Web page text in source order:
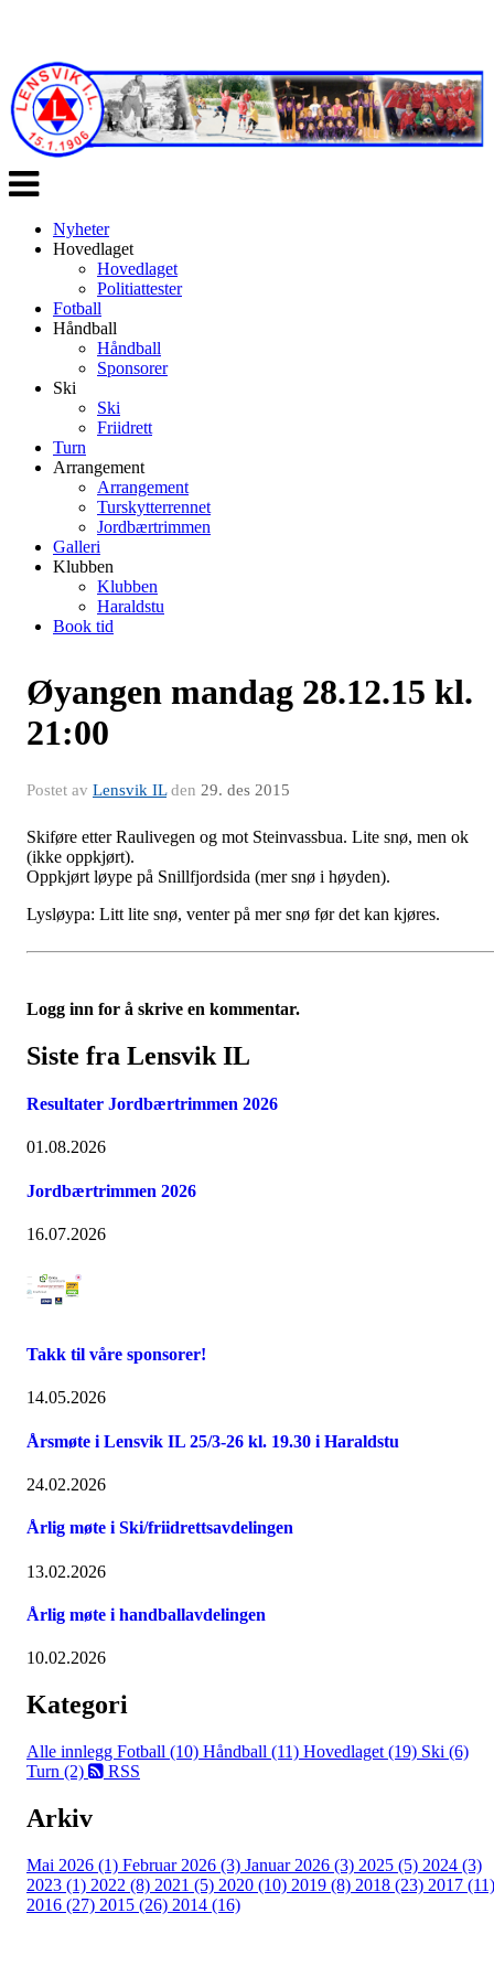
Veksle
navigasjon
Nyheter
Hovedlaget
Hovedlaget
Politiattester
Fotball
Håndball
Håndball
Sponsorer
Ski
Ski
Friidrett
Turn
Arrangement
Arrangement
Turskytterrennet
Jordbærtrimmen
Galleri
Klubben
Klubben
Haraldstu
Book tid
Øyangen mandag 28.12.15 kl.
21:00
Postet av Lensvik ILden 29. des 2015
Skiføre etter Raulivegen og mot Steinvassbua. Lite snø, men ok
(ikke oppkjørt).
Oppkjørt løype på Snillfjordsida (mer snø i høyden).
Lysløypa: Litt lite snø, venter på mer snø før det kan kjøres.
Logg inn for å skrive en kommentar.
Siste fra Lensvik IL
Resultater Jordbærtrimmen 2026
01.08.2026
Jordbærtrimmen 2026
16.07.2026
Takk til våre sponsorer!
14.05.2026
Årsmøte i Lensvik IL 25/3-26 kl. 19.30 i Haraldstu
24.02.2026
Årlig møte i Ski/friidrettsavdelingen
13.02.2026
Årlig møte i handballavdelingen
10.02.2026
Kategori
Alle innlegg Fotball (10) Håndball (11) Hovedlaget (19) Ski (6)
Turn (2)
RSS
Arkiv
Mai 2026 (1) Februar 2026 (3) Januar 2026 (3) 2025 (5) 2024 (3)
2023 (1) 2022 (8) 2021 (5) 2020 (10) 2019 (8) 2018 (23) 2017 (11)
2016 (27) 2015 (26) 2014 (16)